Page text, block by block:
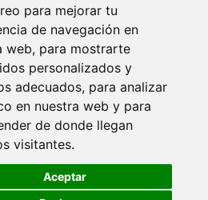
para mejorar tu
de navegación en
web, para mostrarte
personalizados y
adecuados, para analizar
en nuestra web y para
de donde llegan
visitantes.
Aceptar
DE PAGO ACEPTADOS
🍪